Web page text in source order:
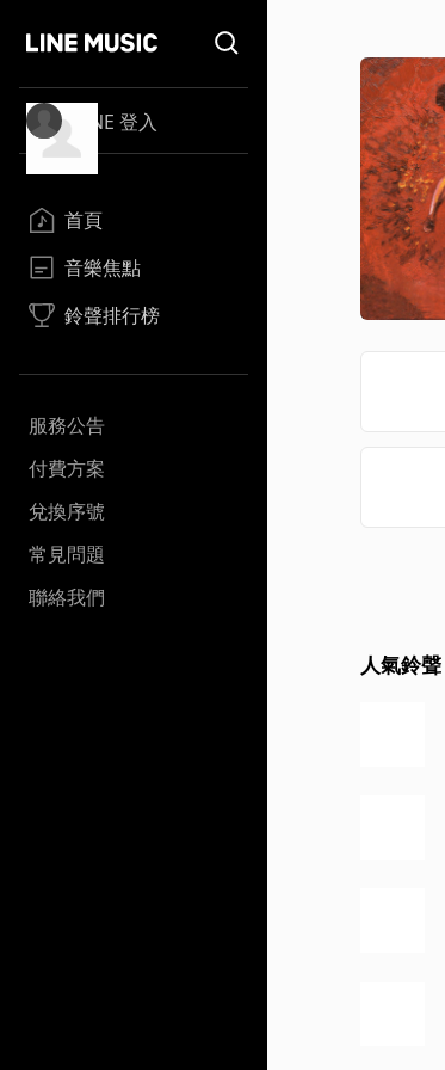
LINE 登入
首頁
音樂焦點
鈴聲排行榜
服務公告
付費方案
兌換序號
常見問題
聯絡我們
人氣鈴聲